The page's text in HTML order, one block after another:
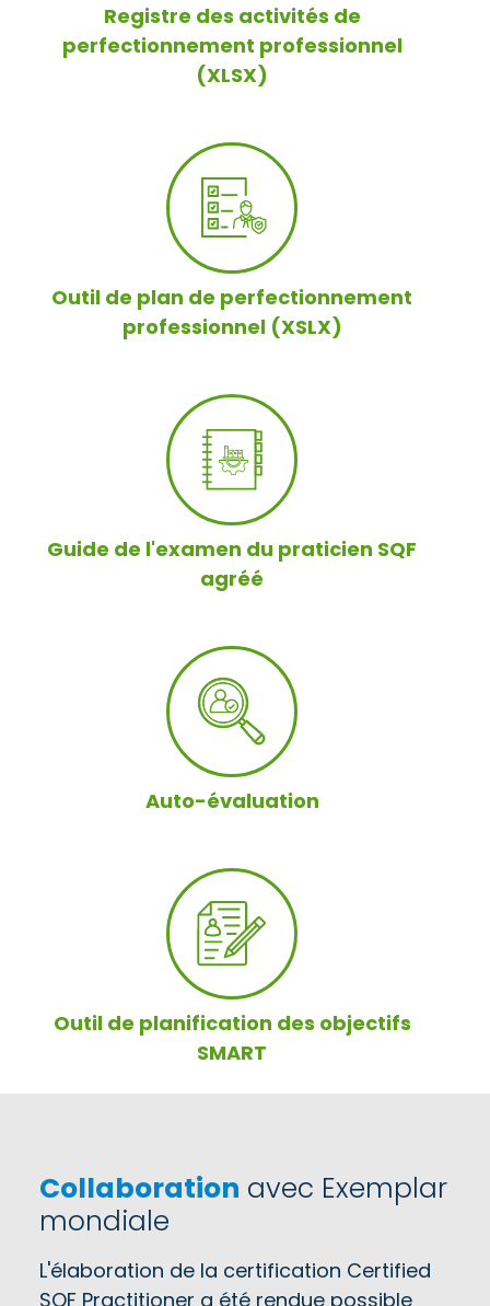
Registre des activités de
perfectionnement professionnel
(XLSX)
Outil de plan de perfectionnement
professionnel (XSLX)
Guide de l'examen du praticien SQF
agréé
Auto-évaluation
Outil de planification des objectifs
SMART
Collaboration avec Exemplar
mondiale
L'élaboration de la certification Certified
SQF Practitioner a été rendue possible